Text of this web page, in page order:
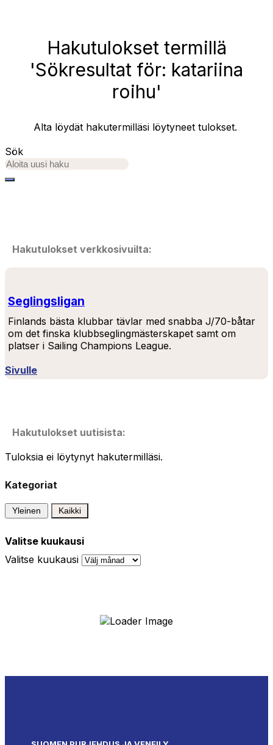
Hakutulokset termillä
'Sökresultat för: katariina
roihu'
Alta löydät hakutermilläsi löytyneet tulokset.
Sök
Hakutulokset verkkosivuilta:
Seglingsligan
Finlands bästa klubbar tävlar med snabba J/70-båtar
om det finska klubbseglingmästerskapet samt om
platser i Sailing Champions League.
Sivulle
Hakutulokset uutisista:
Tuloksia ei löytynyt hakutermilläsi.
Kategoriat
Yleinen Kaikki
Valitse kuukausi
Valitse kuukausi